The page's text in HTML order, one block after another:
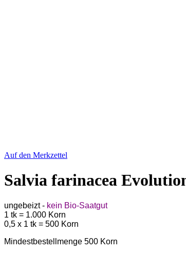
Auf den Merkzettel
Salvia farinacea
ungebeizt - kein Bio-Saatgut
1 tk = 1.000 Korn
0,5 x 1 tk = 500 Korn
Mindestbestellmenge 500 Korn